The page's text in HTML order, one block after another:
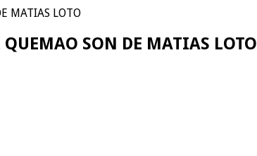
MATIAS LOTO
SON DE MATIAS LOTO